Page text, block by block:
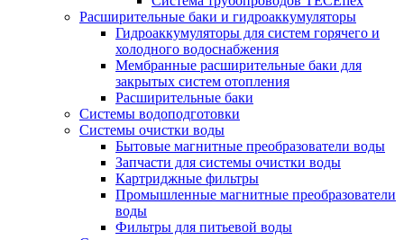
Расширительные баки и гидроаккумуляторы
Гидроаккумуляторы для систем горячего и
холодного водоснабжения
Мембранные расширительные баки для
закрытых систем отопления
Расширительные баки
Системы водоподготовки
Системы очистки воды
Бытовые магнитные преобразователи воды
Запчасти для системы очистки воды
Картриджные фильтры
Промышленные магнитные преобразователи
воды
Фильтры для питьевой воды